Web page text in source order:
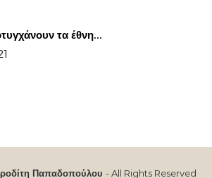
τα έθνη…
Παπαδοπούλου - All Rights Reserved